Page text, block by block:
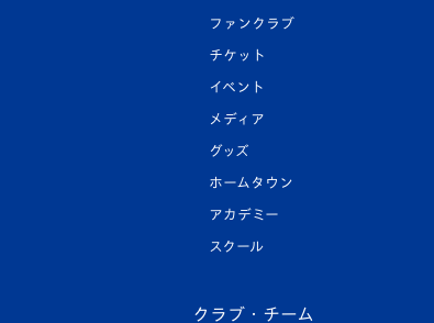
ファンクラブ
チケット
イベント
メディア
グッズ
ホームタウン
アカデミー
スクール
クラブ・チーム